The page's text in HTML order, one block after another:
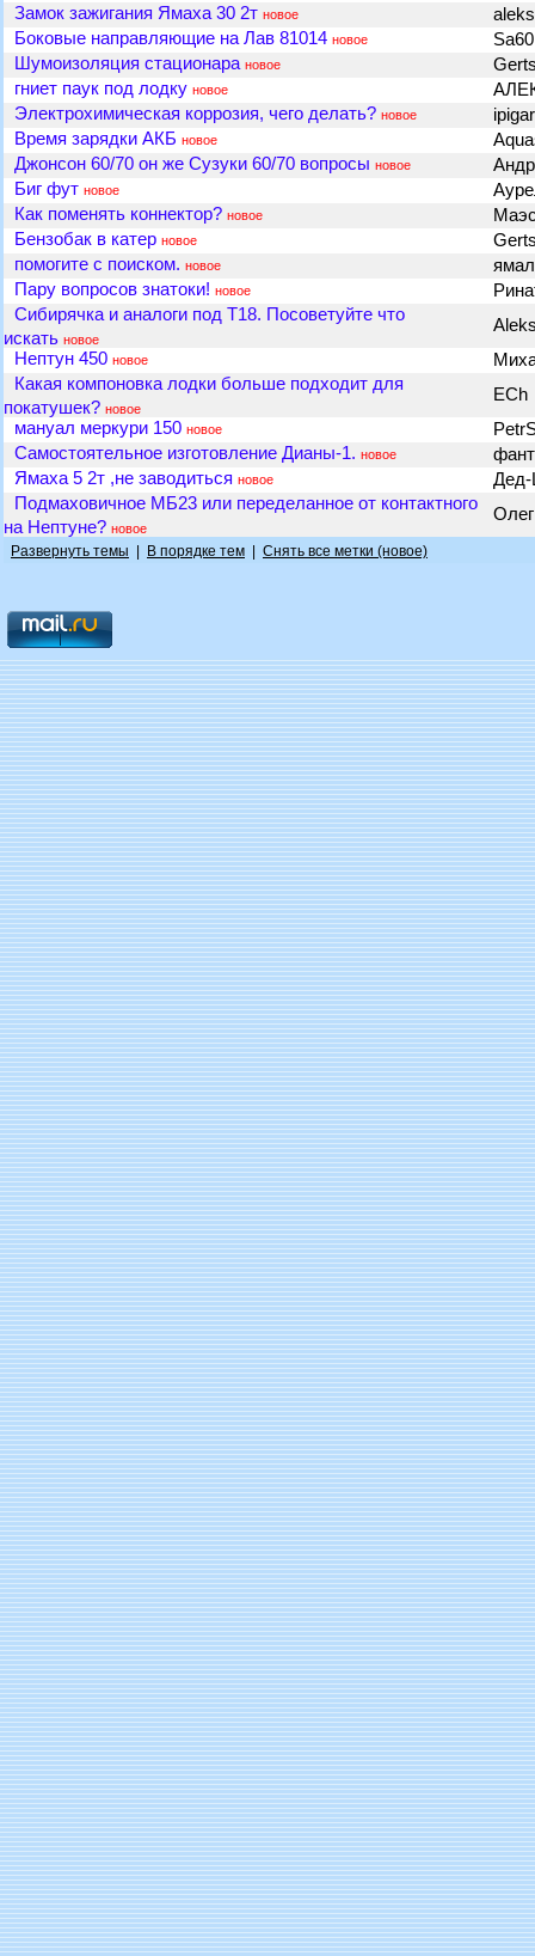
Замок зажигания Ямаха 30 2т новое
Боковые направляющие на Лав 81014 новое
Шумоизоляция стационара новое
гниет паук под лодку новое
Электрохимическая коррозия, чего делать? новое
Время зарядки АКБ новое
Джонсон 60/70 он же Сузуки 60/70 вопросы новое
Биг фут новое
Как поменять коннектор? новое
Бензобак в катер новое
помогите с поиском. новое
Пару вопросов знатоки! новое
Сибирячка и аналоги под Т18. Посоветуйте что
искать новое
Нептун 450 новое
Какая компоновка лодки больше подходит для
покатушек? новое
ECh
мануал меркури 150 новое
Самостоятельное изготовление Дианы-1. новое
Ямаха 5 2т ,не заводиться новое
Подмаховичное МБ23 или переделанное от контактного
на Нептуне? новое
Развернуть темы В порядке тем Снять все метки (новое)